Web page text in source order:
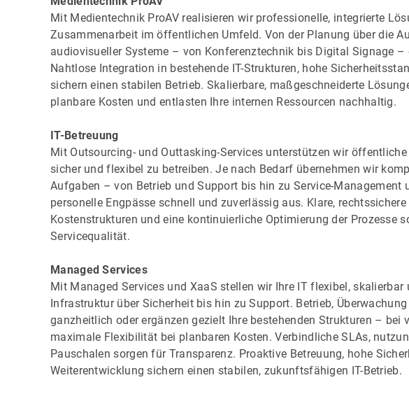
Mit Medientechnik ProAV realisieren wir professionelle, integrierte
Zusammenarbeit im öffentlichen Umfeld. Von der Planung über die
audiovisueller Systeme – von Konferenztechnik bis Digital Signage –
Nahtlose Integration in bestehende IT-Strukturen, hohe
sichern einen stabilen Betrieb. Skalierbare, maßgeschneiderte
planbare Kosten und entlasten Ihre internen Ressourcen nachhaltig.
IT-Betreuung
Mit Outsourcing- und Outtasking-Services unterstützen wir
sicher und flexibel zu betreiben. Je nach Bedarf übernehmen wir
Aufgaben – von Betrieb und Support bis hin zu Service-Management
personelle Engpässe schnell und zuverlässig aus. Klare,
Kostenstrukturen und eine kontinuierliche Optimierung der Prozesse
Servicequalität.
Managed Services
Mit Managed Services und XaaS stellen wir Ihre IT flexibel,
Infrastruktur über Sicherheit bis hin zu Support. Betrieb,
ganzheitlich oder ergänzen gezielt Ihre bestehenden Strukturen – bei
maximale Flexibilität bei planbaren Kosten. Verbindliche SLAs,
Pauschalen sorgen für Transparenz. Proaktive Betreuung, hohe
Weiterentwicklung sichern einen stabilen, zukunftsfähigen IT-Betrieb.